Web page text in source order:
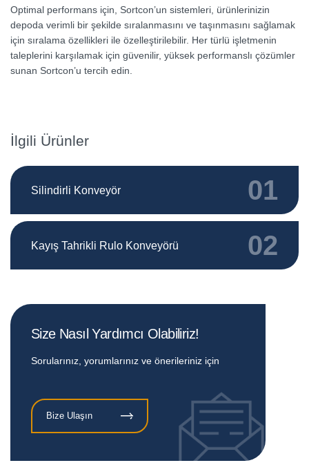
Optimal performans için, Sortcon’un sistemleri, ürünlerinizin
depoda verimli bir şekilde sıralanmasını ve taşınmasını sağlamak
için sıralama özellikleri ile özelleştirilebilir. Her türlü işletmenin
taleplerini karşılamak için güvenilir, yüksek performanslı çözümler
sunan Sortcon’u tercih edin.
İlgili Ürünler
Silindirli Konveyör 01
Kayış Tahrikli Rulo Konveyörü 02
Size Nasıl Yardımcı Olabiliriz!
Sorularınız, yorumlarınız ve önerileriniz için
Bize Ulaşın